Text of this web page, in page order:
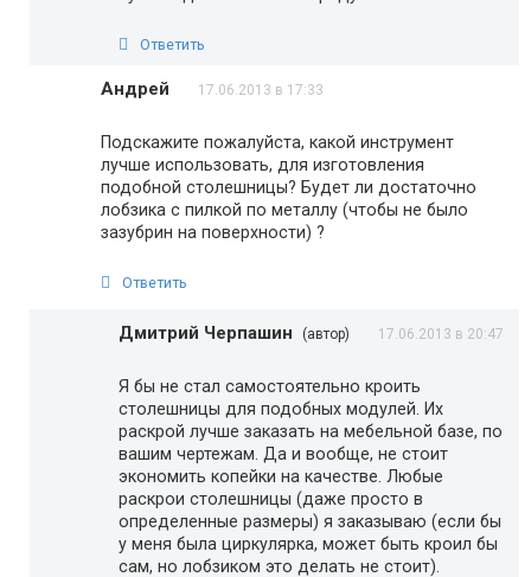
Ответить
Андрей 17.06.2013 в 17:33
Подскажите пожалуйста, какой инструмент
лучше использовать, для изготовления
подобной столешницы? Будет ли достаточно
лобзика с пилкой по металлу (чтобы не было
зазубрин на поверхности) ?
Ответить
Дмитрий Черпашин (автор) 17.06.2013 в 20:47
Я бы не стал самостоятельно кроить
столешницы для подобных модулей. Их
раскрой лучше заказать на мебельной базе, по
вашим чертежам. Да и вообще, не стоит
экономить копейки на качестве. Любые
раскрои столешницы (даже просто в
определенные размеры) я заказываю (если бы
у меня была циркулярка, может быть кроил бы
сам, но лобзиком это делать не стоит).